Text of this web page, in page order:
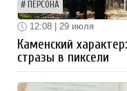
ПЕРСОНА
12:08 | 29 июля
Каменский
стразы в пиксели